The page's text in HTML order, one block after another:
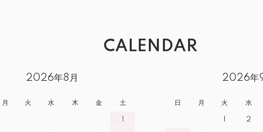
CALENDAR
2026年8月
月 火 水 木 金 土
2026年
日 月 火 水
2